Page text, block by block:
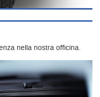
nella nostra officina.